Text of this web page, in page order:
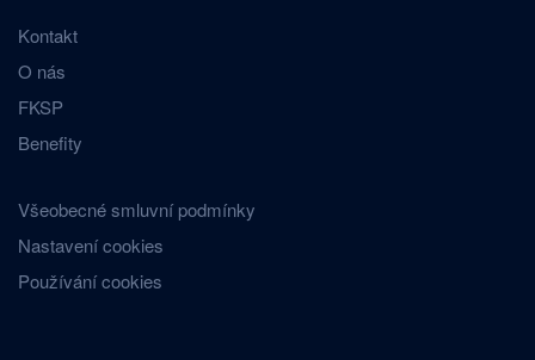
Kontakt
O nás
FKSP
Benefity
Všeobecné smluvní podmínky
Nastavení cookies
Používání cookies